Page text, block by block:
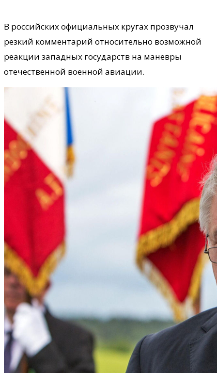
В российских официальных кругах прозвучал
резкий комментарий относительно возможной
реакции западных государств на маневры
отечественной военной авиации.